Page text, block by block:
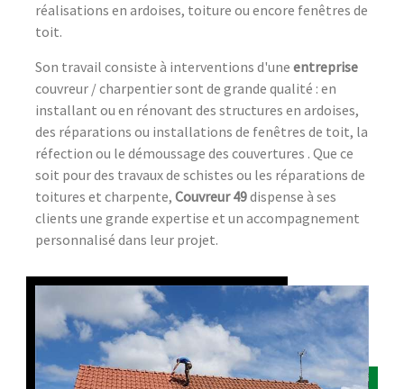
réalisations en ardoises, toiture ou encore fenêtres de
toit.
Son travail consiste à interventions d'une entreprise
couvreur / charpentier sont de grande qualité : en
installant ou en rénovant des structures en ardoises,
des réparations ou installations de fenêtres de toit, la
réfection ou le démoussage des couvertures . Que ce
soit pour des travaux de schistes ou les réparations de
toitures et charpente, Couvreur 49dispense à ses
clients une grande expertise et un accompagnement
personnalisé dans leur projet.